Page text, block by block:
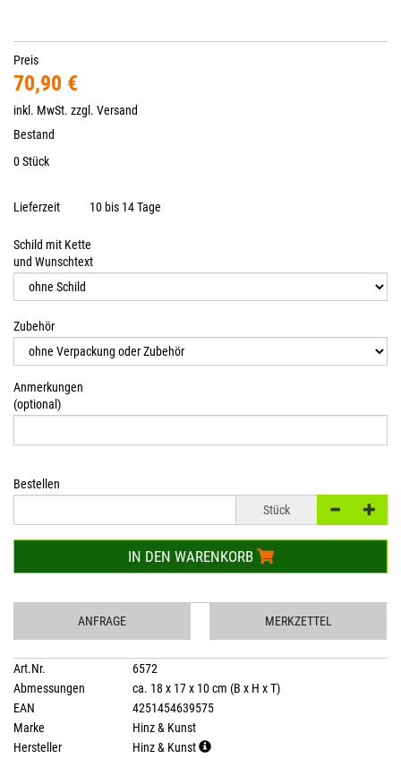
Preis
70,90 €
inkl. MwSt. zzgl. Versand
Bestand
0 Stück
Lieferzeit 10 bis 14 Tage
Schild mit Kette
und Wunschtext
Zubehör
Anmerkungen
(optional)
Bestellen
Stück
IN DEN WARENKORB
ANFRAGE MERKZETTEL
Art.Nr.
6572
Abmessungen
ca. 18 x 17 x 10 cm (B x H x T)
EAN
4251454639575
Marke
Hinz & Kunst
Hersteller
Hinz & Kunst